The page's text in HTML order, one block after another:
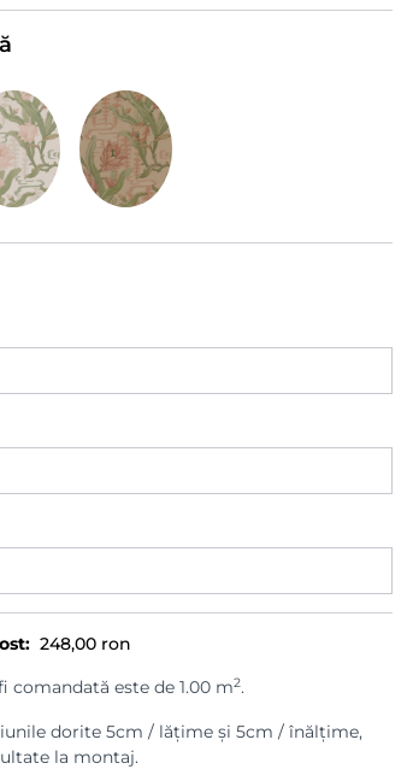
248,00 ron
comandată este de 1.00 m2.
dorite 5cm / lățime și 5cm / înălțime,
la montaj.